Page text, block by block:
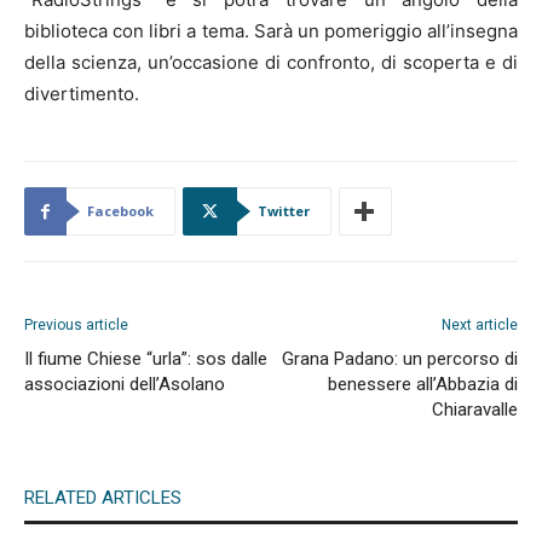
biblioteca con libri a tema. Sarà un pomeriggio all’insegna
della scienza, un’occasione di confronto, di scoperta e di
divertimento.
Facebook Twitter
Previous article
Il fiume Chiese “urla”: sos dalle
associazioni dell’Asolano
Next article
Grana Padano: un percorso di
benessere all’Abbazia di
Chiaravalle
RELATED ARTICLES